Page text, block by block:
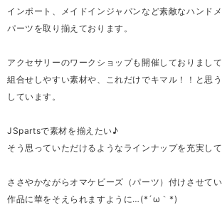
インポート、メイドインジャパンなど素敵なハンド
パーツを取り揃えております。
アクセサリーのワークショップも開催しておりまして
組合せしやすい素材や、これだけでキマル！！と思
しています。
JSpartsで素材を揃えたい♪
そう思っていただけるようなラインナップを充実して
ささやかながらオマケビーズ（パーツ）付けさせて
作品に華をそえられますように…(*´ω｀*)